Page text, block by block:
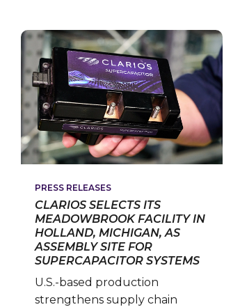
THE
WORLD’S
MOST
ETHICAL
COMPANIES®
FOR
THE
FOURTH
CONSECUTIVE
YEAR
PRESS RELEASES
CLARIOS SELECTS ITS
MEADOWBROOK FACILITY IN
HOLLAND, MICHIGAN, AS
ASSEMBLY SITE FOR
SUPERCAPACITOR SYSTEMS
U.S.-based production
strengthens supply chain